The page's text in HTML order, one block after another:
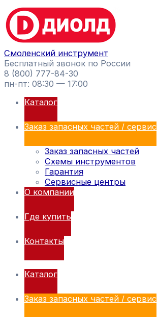
Перейти
к
содержимому
Смоленский инструмент
Бесплатный звонок по России
8 (800) 777-84-30
пн-пт: 08:30 — 17:00
Каталог
Заказ запасных частей / сервис
Заказ запасных частей
Схемы инструментов
Гарантия
Сервисные центры
О компании
Где купить
Контакты
Каталог
Заказ запасных частей / сервис
Поиск
товаров